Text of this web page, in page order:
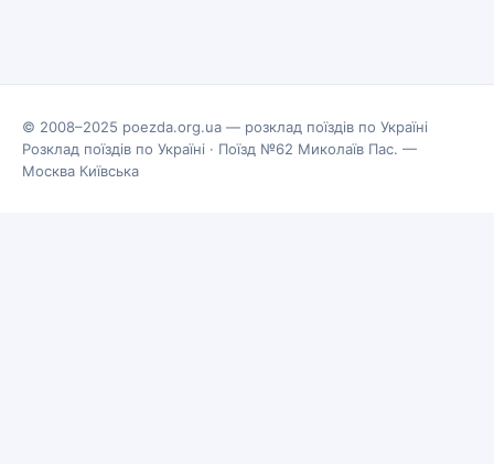
© 2008–2025 poezda.org.ua — розклад поїздів по Україні
Розклад поїздів по Україні · Поїзд №62 Миколаїв Пас. —
Москва Київська